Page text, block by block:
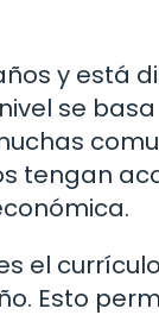
y está
se
tengan
el
Esto